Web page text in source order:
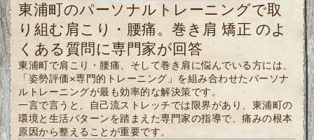
東浦町のパーソナルトレーニングで取
り組む肩こり・腰痛。巻き肩 矯正 のよ
くある質問に専門家が回答
東浦町で肩こり・腰痛、そして巻き肩に悩んでいる方には、
「姿勢評価×専門的トレーニング」を組み合わせたパーソナ
ルトレーニングが最も効率的な解決策です。
一言で言うと、自己流ストレッチでは限界があり、東浦町の
環境と生活パターンを踏まえた専門家の指導で、痛みの根本
原因から整えることが重要です。